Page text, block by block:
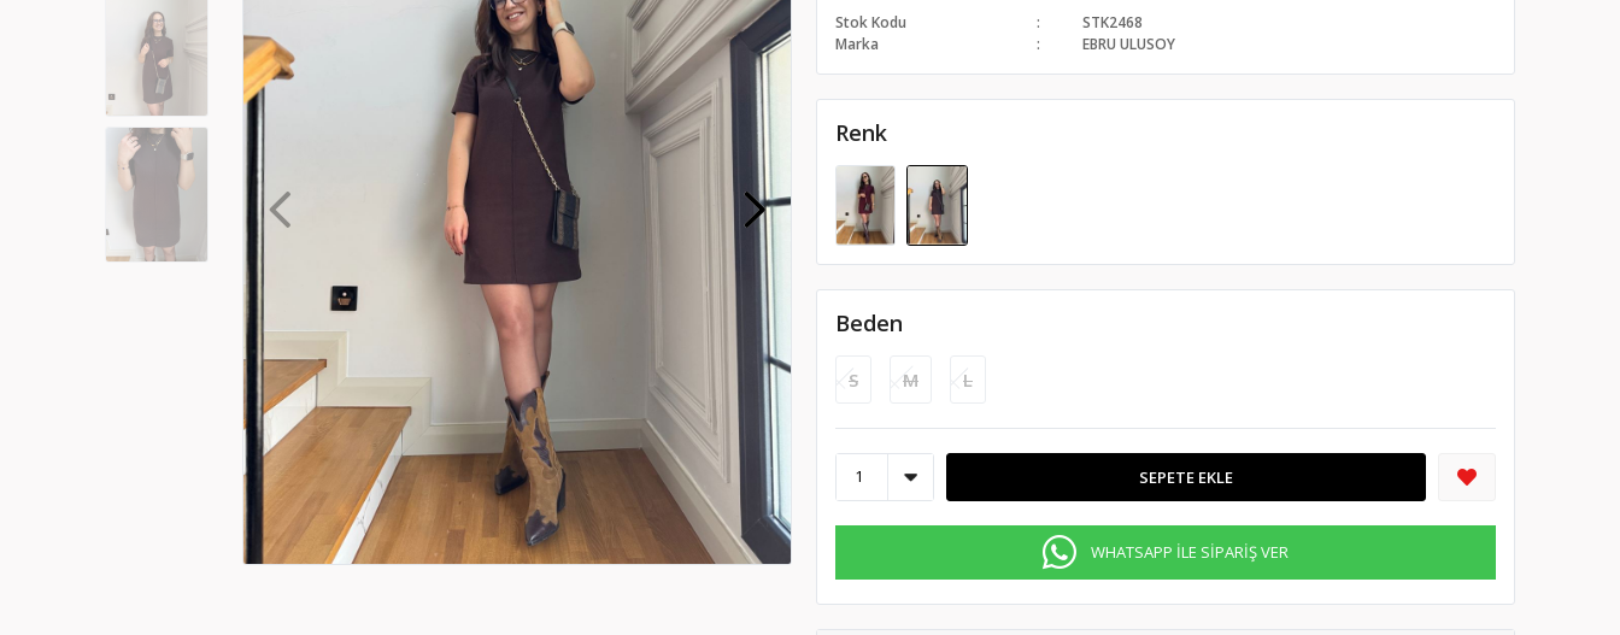
Stok Kodu
STK2468
Marka
EBRU ULUSOY
Renk
Beden
S M L
SEPETE EKLE
WHATSAPP İLE SİPARİŞ VER